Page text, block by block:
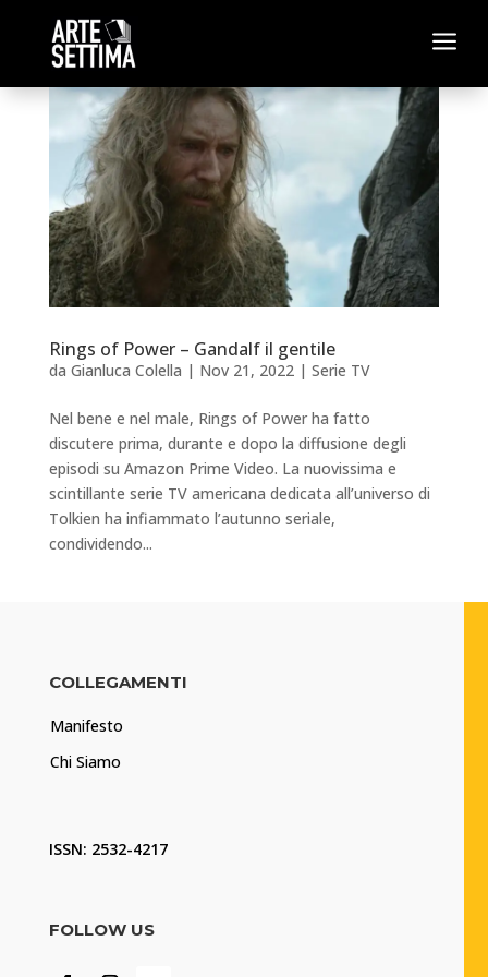
a
Rings of Power – Gandalf il gentile
da Gianluca Colella | Nov 21, 2022| Serie TV
Nel bene e nel male, Rings of Power ha fatto
discutere prima, durante e dopo la diffusione degli
episodi su Amazon Prime Video. La nuovissima e
scintillante serie TV americana dedicata all’universo di
Tolkien ha infiammato l’autunno seriale,
condividendo...
COLLEGAMENTI
Manifesto
Chi Siamo
ISSN: 2532-4217
FOLLOW US